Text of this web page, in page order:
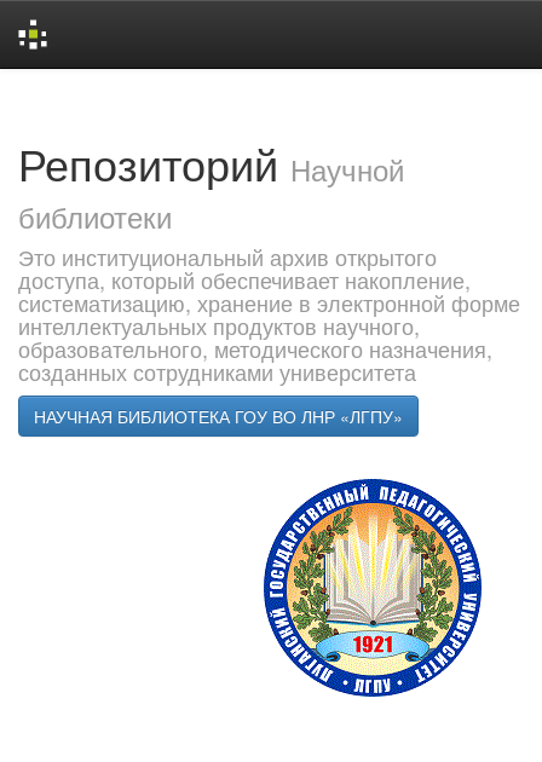
Репозиторий Научной
библиотеки
Это институциональный архив открытого
доступа, который обеспечивает накопление,
систематизацию, хранение в электронной форме
интеллектуальных продуктов научного,
образовательного, методического назначения,
созданных сотрудниками университета
НАУЧНАЯ БИБЛИОТЕКА ГОУ ВО ЛНР «ЛГПУ»